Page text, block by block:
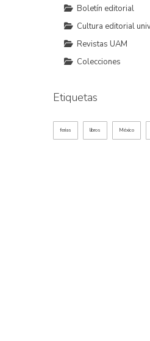
Boletín editorial
Cultura editorial
Revistas UAM
Colecciones
Etiquetas
ferias libros México